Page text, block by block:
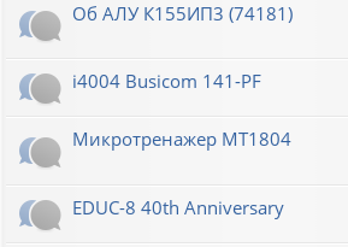
Об АЛУ К155ИП3 (74181)
i4004 Busicom 141-PF
Микротренажер МТ1804
EDUC-8 40th Anniversary